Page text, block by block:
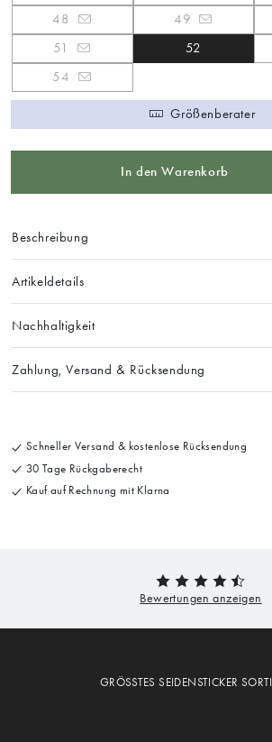
48
49
51
52
54
Größenberater
In den Warenkorb
Beschreibung
Artikeldetails
Nachhaltigkeit
Zahlung, Versand & Rücksendung
Schneller Versand & kostenlose Rücksendung
30 Tage Rückgaberecht
Kauf auf Rechnung mit Klarna
GRÖSSTES SEIDENSTICKER